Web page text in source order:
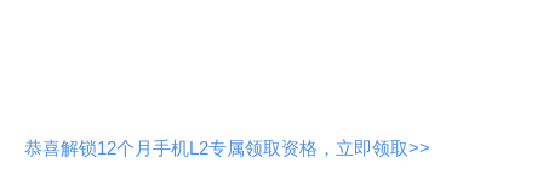
恭喜解锁12个月手机L2专属领取资格，立即领取>>